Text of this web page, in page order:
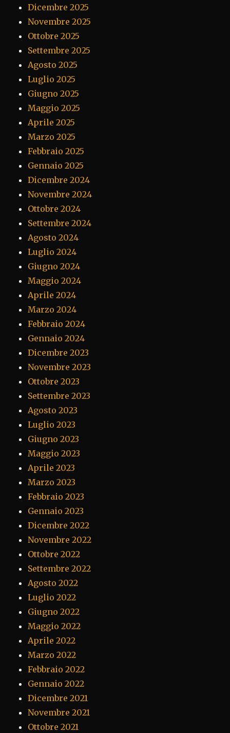
Dicembre 2025
Novembre 2025
Ottobre 2025
Settembre 2025
Agosto 2025
Luglio 2025
Giugno 2025
Maggio 2025
Aprile 2025
Marzo 2025
Febbraio 2025
Gennaio 2025
Dicembre 2024
Novembre 2024
Ottobre 2024
Settembre 2024
Agosto 2024
Luglio 2024
Giugno 2024
Maggio 2024
Aprile 2024
Marzo 2024
Febbraio 2024
Gennaio 2024
Dicembre 2023
Novembre 2023
Ottobre 2023
Settembre 2023
Agosto 2023
Luglio 2023
Giugno 2023
Maggio 2023
Aprile 2023
Marzo 2023
Febbraio 2023
Gennaio 2023
Dicembre 2022
Novembre 2022
Ottobre 2022
Settembre 2022
Agosto 2022
Luglio 2022
Giugno 2022
Maggio 2022
Aprile 2022
Marzo 2022
Febbraio 2022
Gennaio 2022
Dicembre 2021
Novembre 2021
Ottobre 2021